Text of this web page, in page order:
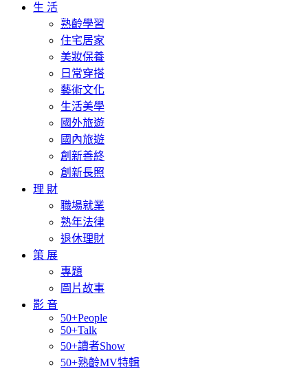
生 活
熟齡學習
住宅居家
美妝保養
日常穿搭
藝術文化
生活美學
國外旅遊
國內旅遊
創新善終
創新長照
理 財
職場就業
熟年法律
退休理財
策 展
專題
圖片故事
影 音
50+People
50+Talk
50+讀者Show
50+熟齡MV特輯